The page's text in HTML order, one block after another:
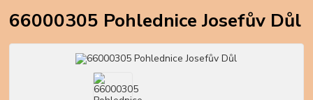
66000305 Pohlednice Josefův Důl